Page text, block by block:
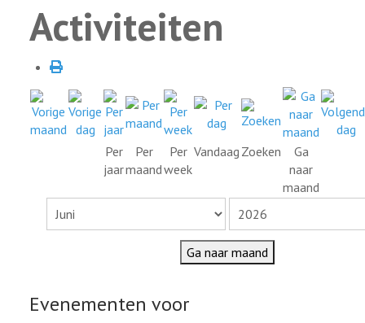
Activiteiten
Per
jaar
Per
maand
Per
week
Vandaag Zoeken
Ga
naar
maand
Ga naar maand
Evenementen voor